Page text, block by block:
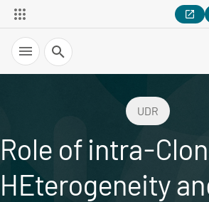
Recherche
UDR
Role of intra-
HEterogeneity